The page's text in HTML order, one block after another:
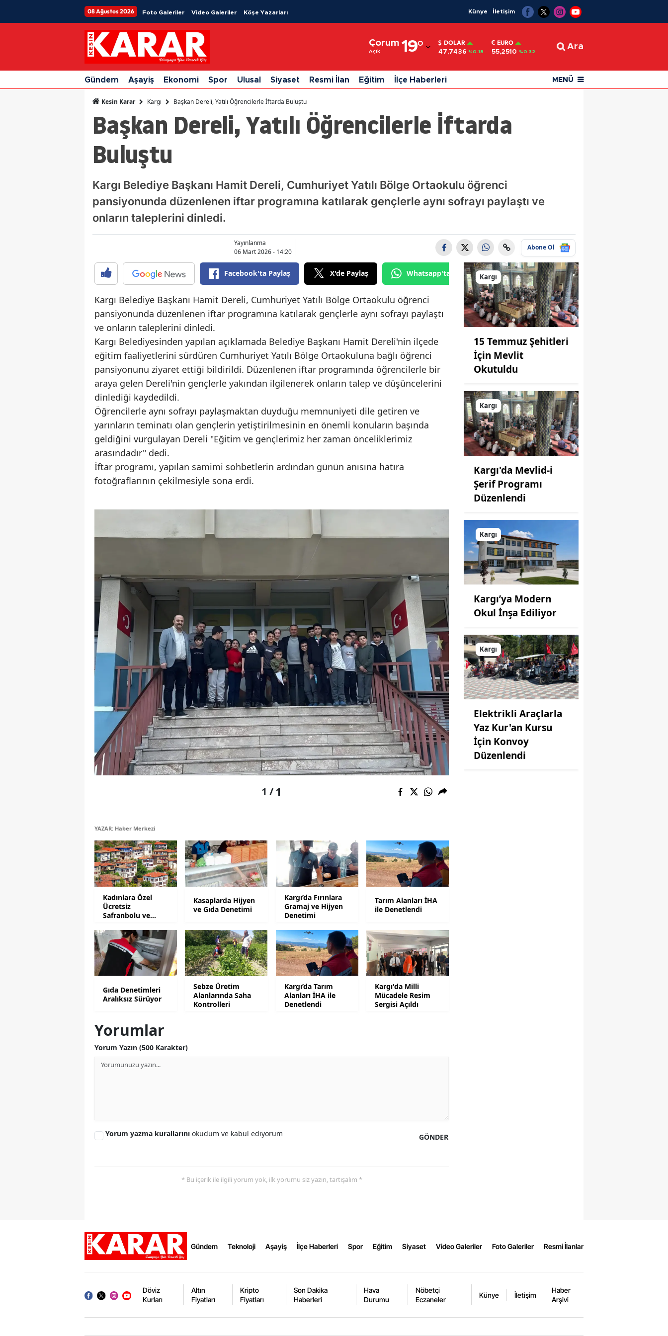
08 Ağustos 2026 Foto Galeriler Video Galeriler Köşe Yazarları Künye İletişim
Çorum
Açık 19°
Adıyaman
Afyonkarahisar
Ağrı
Ankara
Aydın
Bilecik
Bitlis
Bolu
Burdur
Çanakkale
Çankırı
Denizli
Diyarbakır
Eskişehir
Giresun
Gümüşhane
Hakkari
Hatay
Isparta
Mersin
İstanbul
İzmir
Kars
Kastamonu
Kocaeli
Konya
Kütahya
Malatya
Kahramanmaraş
Mardin
Muğla
Muş
Trabzon
Tunceli
Şanlıurfa
Van
DOLAR
47,7436 %0.18
EURO
55,2510 %0.32
Ara
Gündem Aşayiş Ekonomi Spor Ulusal Siyaset Resmi İlan Eğitim İlçe Haberleri MENÜ
Kesin Karar Kargı Başkan Dereli, Yatılı Öğrencilerle İftarda Buluştu
Başkan Dereli, Yatılı Öğrencilerle İftarda
Buluştu
Kargı Belediye Başkanı Hamit Dereli, Cumhuriyet Yatılı Bölge Ortaokulu öğrenci
pansiyonunda düzenlenen iftar programına katılarak gençlerle aynı sofrayı paylaştı ve
onların taleplerini dinledi.
Yayınlanma
06 Mart 2026 - 14:20
Abone Ol
Facebook'ta Paylaş X'de Paylaş Whatsapp'tan Gönder
Kargı Belediye Başkanı Hamit Dereli, Cumhuriyet Yatılı Bölge Ortaokulu öğrenci
pansiyonunda düzenlenen iftar programına katılarak gençlerle aynı sofrayı paylaştı
ve onların taleplerini dinledi.
Kargı Belediyesinden yapılan açıklamada Belediye Başkanı Hamit Dereli'nin ilçede
eğitim faaliyetlerini sürdüren Cumhuriyet Yatılı Bölge Ortaokuluna bağlı öğrenci
pansiyonunu ziyaret ettiği bildirildi. Düzenlenen iftar programında öğrencilerle bir
araya gelen Dereli'nin gençlerle yakından ilgilenerek onların talep ve düşüncelerini
dinlediği kaydedildi.
Öğrencilerle aynı sofrayı paylaşmaktan duyduğu memnuniyeti dile getiren ve
yarınların teminatı olan gençlerin yetiştirilmesinin en önemli konuların başında
geldiğini vurgulayan Dereli "Eğitim ve gençlerimiz her zaman önceliklerimiz
arasındadır" dedi.
İftar programı, yapılan samimi sohbetlerin ardından günün anısına hatıra
fotoğraflarının çekilmesiyle sona erdi.
1 /1
YAZAR: Haber Merkezi
Kadınlara Özel
Ücretsiz
Safranbolu ve
Kasaplarda Hijyen
ve Gıda Denetimi
Kargı’da Fırınlara
Gramaj ve Hijyen
Denetimi
Tarım Alanları İHA
ile Denetlendi
Gıda Denetimleri
Aralıksız Sürüyor
Sebze Üretim
Alanlarında Saha
Kontrolleri
Kargı’da Tarım
Alanları İHA ile
Denetlendi
Kargı'da Milli
Mücadele Resim
Sergisi Açıldı
Yorumlar
Yorum Yazın (500 Karakter)
GÖNDER
Yorum yazma kurallarını okudum ve kabul ediyorum
* Bu içerik ile ilgili yorum yok, ilk yorumu siz yazın, tartışalım *
Kargı
15 Temmuz Şehitleri
İçin Mevlit
Okutuldu
Kargı
Kargı'da Mevlid-i
Şerif Programı
Düzenlendi
Kargı
Kargı’ya Modern
Okul İnşa Ediliyor
Kargı
Elektrikli Araçlarla
Yaz Kur'an Kursu
İçin Konvoy
Düzenlendi
Gündem Teknoloji Aşayiş İlçe Haberleri Spor Eğitim Siyaset Video Galeriler Foto Galeriler Resmi İlanlar
Döviz
Kurları
Altın
Fiyatları
Kripto
Fiyatları
Son Dakika
Haberleri
Hava
Durumu
Nöbetçi
Eczaneler
Künye İletişim
Haber
Arşivi